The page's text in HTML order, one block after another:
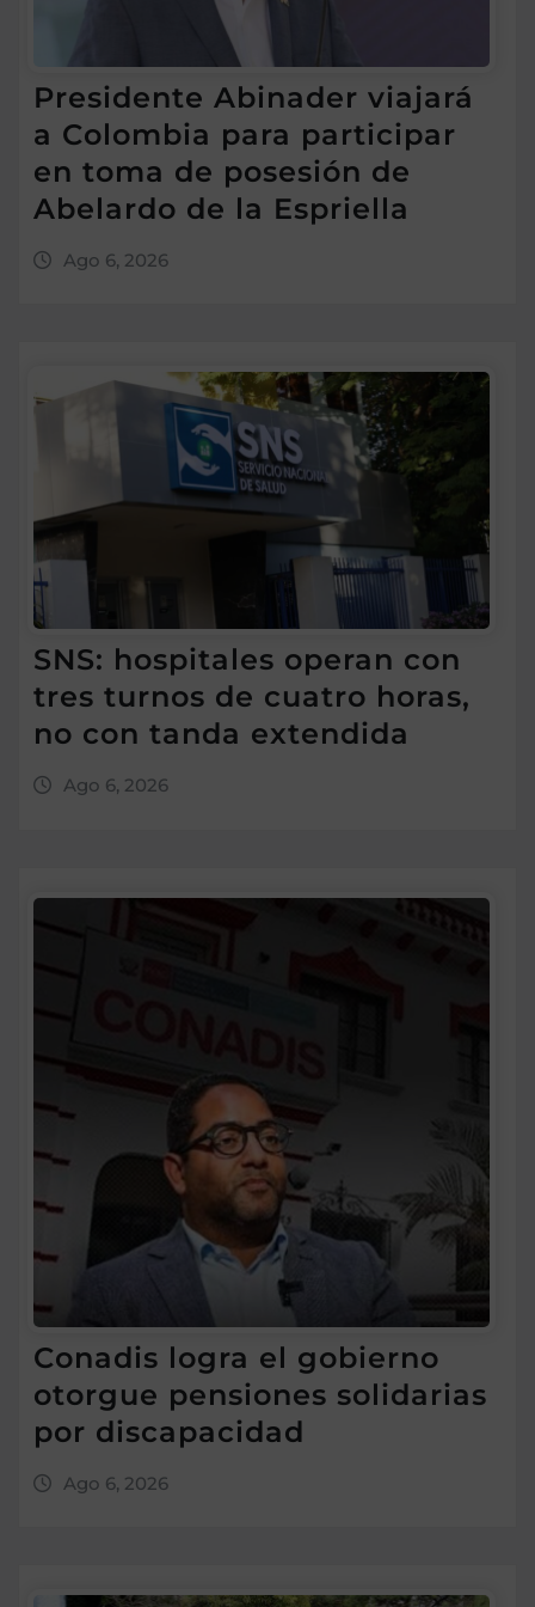
Presidente Abinader viajará
a Colombia para participar
en toma de posesión de
Abelardo de la Espriella
Ago 6, 2026
SNS: hospitales operan con
tres turnos de cuatro horas,
no con tanda extendida
Ago 6, 2026
Conadis logra el gobierno
otorgue pensiones solidarias
por discapacidad
Ago 6, 2026